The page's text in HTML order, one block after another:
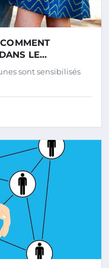
LE
sont sensibilisés